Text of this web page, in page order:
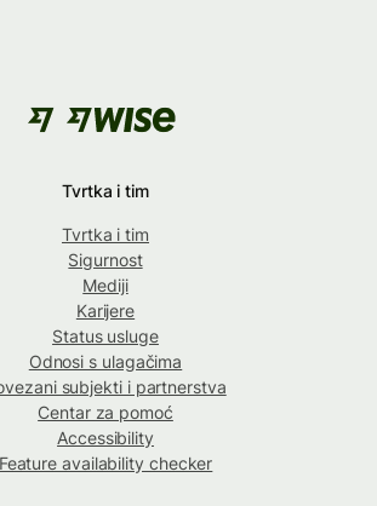
Tvrtka i tim
Tvrtka i tim
Sigurnost
Mediji
Karijere
Status usluge
Odnosi s ulagačima
subjekti i partnerstva
Centar za pomoć
Accessibility
Feature availability checker